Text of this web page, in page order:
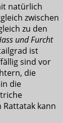
natürlich
zwischen
zu den
und Furcht
ist
sind vor
die
die
kann